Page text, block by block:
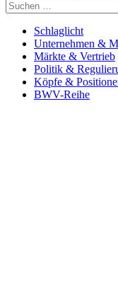
Versicherungswirtschaft-
Suche
nach:
Schlaglicht
Unternehmen &
Märkte & Vertrieb
Politik &
Köpfe &
BWV-Reihe